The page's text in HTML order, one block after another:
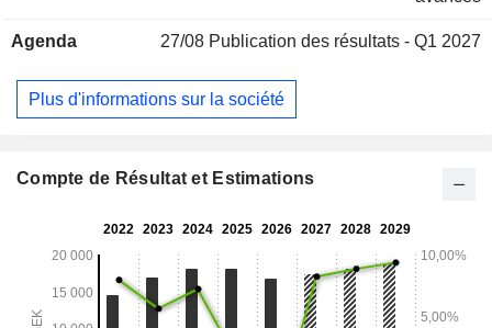
fournit des solutions cliniques pour la radiothérapie guidée
oncologues et aux neurochirurgiens une capacité inégalée à
traiter les tumeurs et les cibles fonctionnelles avec une
Agenda 27/08 Publication des résultats - Q1 2027
Plus d'informations sur la société
Compte de Résultat et Estimations